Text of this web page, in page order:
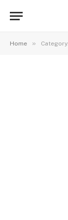
Home »